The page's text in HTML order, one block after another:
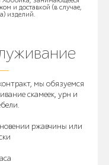
и доставкой (в случае,
изделий.
мы обязуемся
скамеек, урн и
ржавчины или